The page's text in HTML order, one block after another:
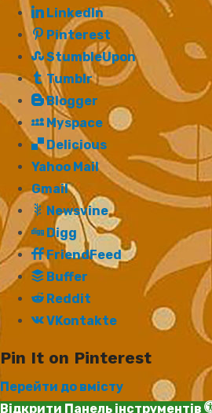
LinkedIn
Pinterest
StumbleUpon
Tumblr
Blogger
Myspace
Delicious
Yahoo Mail
Gmail
Newsvine
Digg
FriendFeed
Buffer
Reddit
VKontakte
Pin It on Pinterest
Перейти до вмісту
Відкрити Панель інструментів